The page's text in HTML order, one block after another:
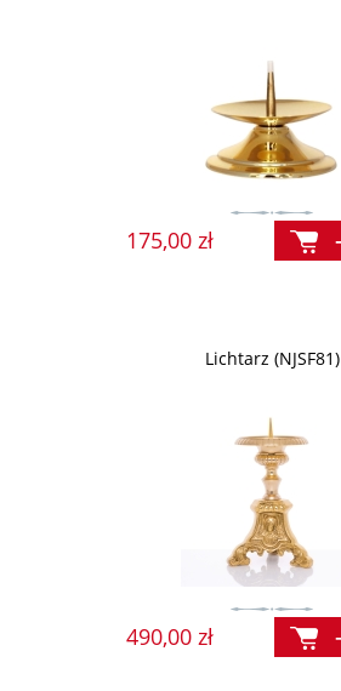
175,00 zł
Lichtarz (NJSF81)
490,00 zł